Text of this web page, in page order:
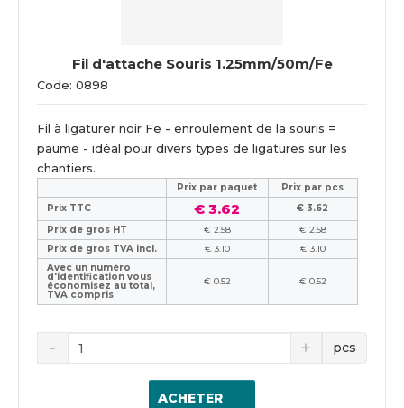
Fil d'attache Souris 1.25mm/50m/Fe
Code: 0898
Fil à ligaturer noir Fe - enroulement de la souris =
paume - idéal pour divers types de ligatures sur les
chantiers.
Prix ​​par paquet
Prix par pcs
Prix TTC
€ 3.62
€ 3.62
Prix de gros HT
€ 2.58
€ 2.58
Prix de gros TVA incl.
€ 3.10
€ 3.10
Avec un numéro
d'identification vous
économisez au total,
TVA compris
€ 0.52 € 0.52
pcs
ACHETER